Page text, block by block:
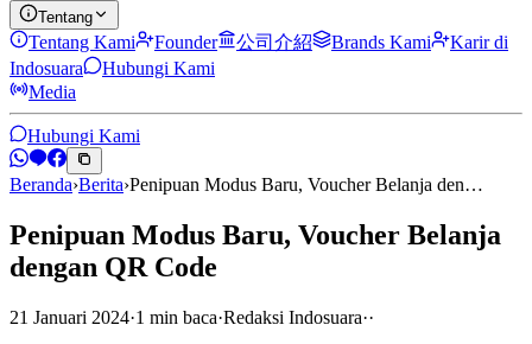
Tentang
Tentang Kami Founder 公司介紹 Brands Kami
Karir di
Indosuara
Hubungi Kami
Media
Hubungi Kami
Beranda›Berita›Penipuan Modus Baru, Voucher Belanja den…
Penipuan Modus Baru, Voucher Belanja
dengan QR Code
21 Januari 2024·1 min baca·Redaksi Indosuara··